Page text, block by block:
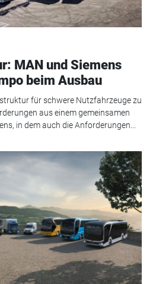
MAN und Siemens
beim Ausbau
für schwere Nutzfahrzeuge zu
aus einem gemeinsamen
in dem auch die Anforderungen...